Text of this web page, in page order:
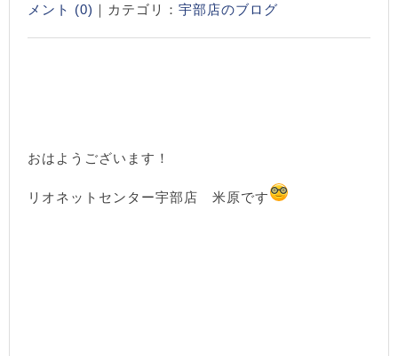
メント (0) ｜カテゴリ： 宇部店のブログ
おはようございます！
リオネットセンター宇部店 米原です